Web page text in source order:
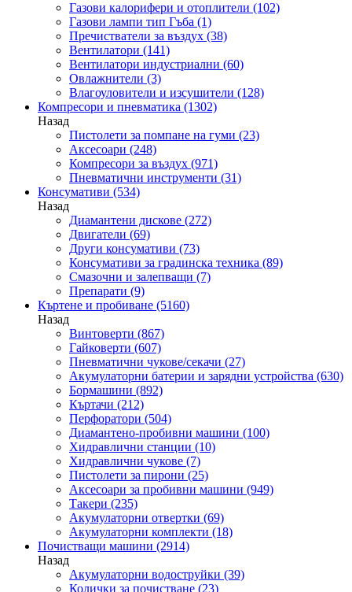
Газови калорифери и отоплители (102)
Газови лампи тип Гъба (1)
Пречистватели за въздух (38)
Вентилатори (141)
Вентилатори индустриални (60)
Овлажнители (3)
Влагоуловители и изсушители (128)
Компресори и пневматика (1302)
Назад
Пистолети за помпане на гуми (23)
Аксесоари (248)
Компресори за въздух (971)
Пневматични инструменти (31)
Консумативи (534)
Назад
Диамантени дискове (272)
Двигатели (69)
Други консумативи (73)
Консумативи за градинска техника (89)
Смазочни и залепващи (7)
Препарати (9)
Къртене и пробиване (5160)
Назад
Винтоверти (867)
Гайковерти (607)
Пневматични чукове/секачи (27)
Акумулаторни батерии и зарядни устройства (630)
Бормашини (892)
Къртачи (212)
Перфоратори (504)
Диамантено-пробивни машини (100)
Хидравлични станции (10)
Хидравлични чукове (7)
Пистолети за пирони (25)
Аксесоари за пробивни машини (949)
Такери (235)
Акумулаторни отвертки (69)
Акумулаторни комплекти (18)
Почистващи машини (2914)
Назад
Акумулаторни водоструйки (39)
Колички за почистване (23)